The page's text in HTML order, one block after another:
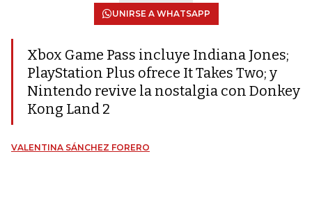
UNIRSE A WHATSAPP
Xbox Game Pass incluye Indiana Jones;
PlayStation Plus ofrece It Takes Two; y
Nintendo revive la nostalgia con Donkey
Kong Land 2
VALENTINA SÁNCHEZ FORERO